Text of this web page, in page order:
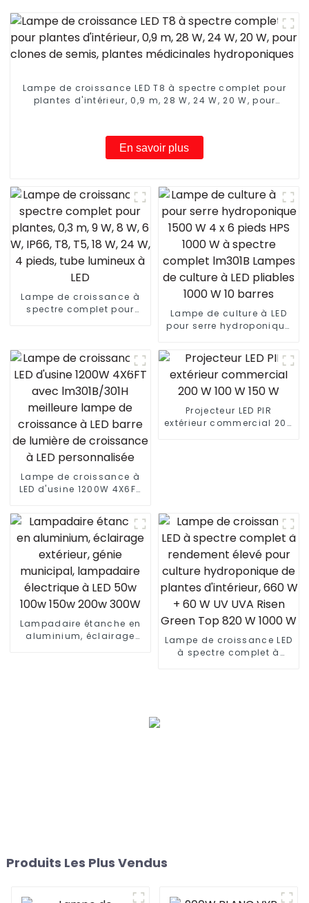
Lampe de croissance LED T8 à spectre complet pour
plantes d'intérieur, 0,9 m, 28 W, 24 W, 20 W, pour
En savoir plus
Lampe de croissance à
spectre complet pour
LED
Lampe de culture à LED
pour serre hydroponique
1000 W à spectre complet
lm301B Lampes de
culture à LED pliables
1000 W 10 barres
Lampe de croissance à
LED d'usine 1200W 4X6FT
meilleure lampe de
croissance à LED barre
de lumière de croissance
à LED personnalisée
Projecteur LED PIR
extérieur commercial 200
Lampadaire étanche en
aluminium, éclairage
Lampe de croissance LED
à spectre complet à
Produits Les Plus Vendus